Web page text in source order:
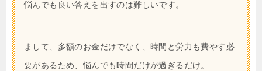
悩んでも良い答えを出すのは難しいです。
まして、多額のお金だけでなく、時間と労力も費やす必
要があるため、悩んでも時間だけが過ぎるだけ。